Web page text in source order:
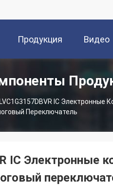
Продукция Видео
IC
Переключатель
IC Электронные